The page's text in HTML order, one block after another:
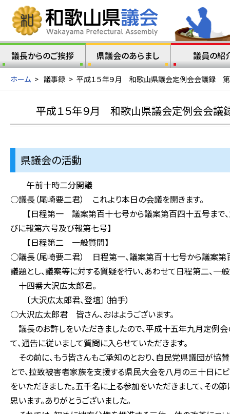
議長からのご挨拶 県議会のあらまし 議員の紹
ホーム > 議事録 > 平成１５年９月 和歌山県議会定例会会議録 第
平成１５年９月 和歌山県議会定例会会議
県議会の活動
午前十時二分開議
○議長（尾崎要二君） これより本日の会議を開きます。
【日程第一 議案第百十七号から議案第百四十五号まで
びに報第六号及び報第七号】
【日程第二 一般質問】
○議長（尾崎要二君） 日程第一、議案第百十七号から議案
議題とし、議案等に対する質疑を行い、あわせて日程第二、一
十四番大沢広太郎君。
〔大沢広太郎君、登壇〕（拍手）
○大沢広太郎君 皆さん、おはようございます。
議長のお許しをいただきましたので、平成十五年九月定例
て、通告に従いまして質問に入らせていただきます。
その前に、もう皆さんもご承知のとおり、自民党県議団が協賛
とで、拉致被害者家族を支援する県民大会を八月の三十日に
をいただきました。五千名に上る参加をいただきまして、そ
思います。ありがとうございました。